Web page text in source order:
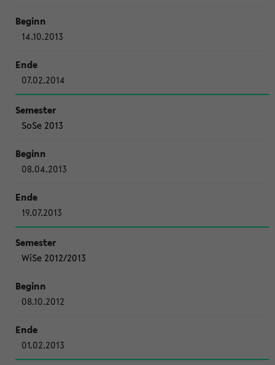
14.10.2013
07.02.2014
SoSe 2013
08.04.2013
19.07.2013
WiSe 2012/2013
08.10.2012
01.02.2013